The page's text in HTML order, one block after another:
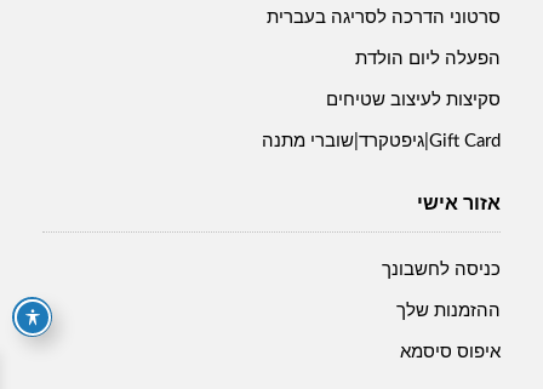
סרטוני הדרכה לסריגה בעברית
הפעלה ליום הולדת
סקיצות לעיצוב שטיחים
Gift Card|גיפטקרד|שוברי מתנה
אזור אישי
כניסה לחשבונך
ההזמנות שלך
איפוס סיסמא